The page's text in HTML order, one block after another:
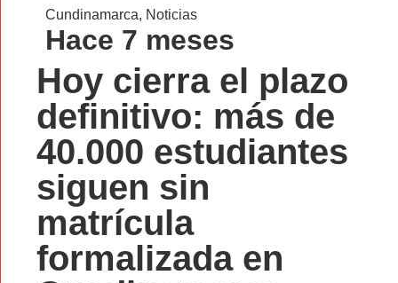
Cundinamarca, Noticias
Hace 7 meses
Hoy cierra el plazo
definitivo: más de
40.000 estudiantes
siguen sin
matrícula
formalizada en